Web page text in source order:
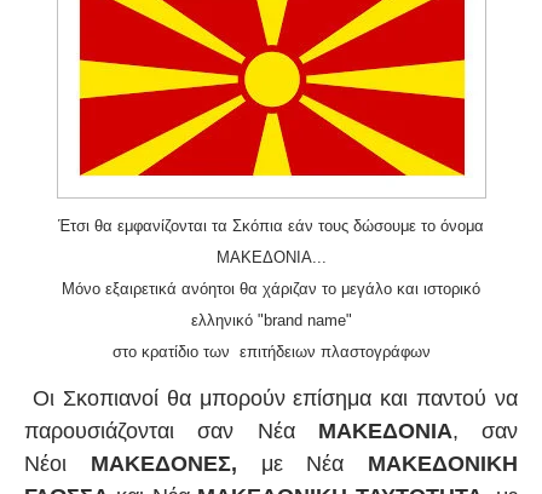
Έτσι θα εμφανίζονται τα Σκόπια εάν τους δώσουμε το όνομα
ΜΑΚΕΔΟΝΙΑ...
Μόνο εξαιρετικά ανόητοι θα χάριζαν το μεγάλο και ιστορικό
ελληνικό "brand name"
στο κρατίδιο των επιτήδειων πλαστογράφων
Οι Σκοπιανοί θα μπορούν επίσημα και παντού να
παρουσιάζονται σαν Νέα ΜΑΚΕΔΟΝΙΑ, σαν
Νέοι ΜΑΚΕΔΟΝΕΣ, με Νέα ΜΑΚΕΔΟΝΙΚΗ